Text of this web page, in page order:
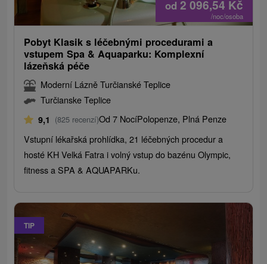
od 2 096,54 Kč
/noc/osoba
Pobyt Klasik s léčebnými procedurami a
vstupem Spa & Aquaparku: Komplexní
lázeňská péče
Moderní Lázně Turčianské Teplice
Turčianske Teplice
9,1 (825 recenzí)Od 7 NocíPolopenze, Plná Penze
Vstupní lékařská prohlídka, 21 léčebných procedur a
hosté KH Velká Fatra i volný vstup do bazénu Olympic,
fitness a SPA & AQUAPARKu.
TIP